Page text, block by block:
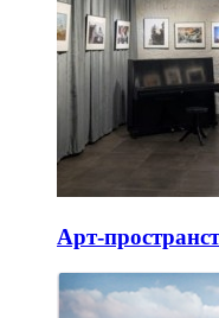
Арт-